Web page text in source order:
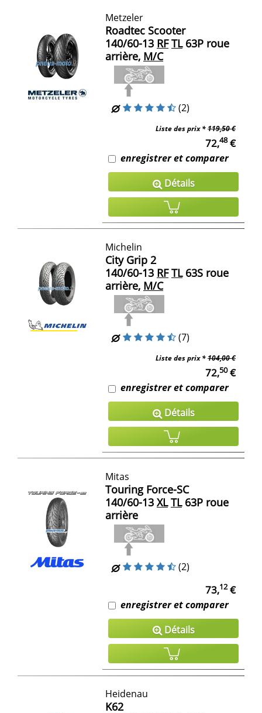
Metzeler
Roadtec Scooter
140/60-13 RF TL63P roue
arrière, M/C
(2)
Liste des prix *119,50 €
72,48€
enregistrer et comparer
Détails
Michelin
City Grip 2
140/60-13 RF TL63S roue
arrière, M/C
(7)
Liste des prix *104,00 €
72,50€
enregistrer et comparer
Détails
Mitas
Touring Force-SC
140/60-13 XL TL63P roue
arrière
(2)
73,12€
enregistrer et comparer
Détails
Heidenau
K62